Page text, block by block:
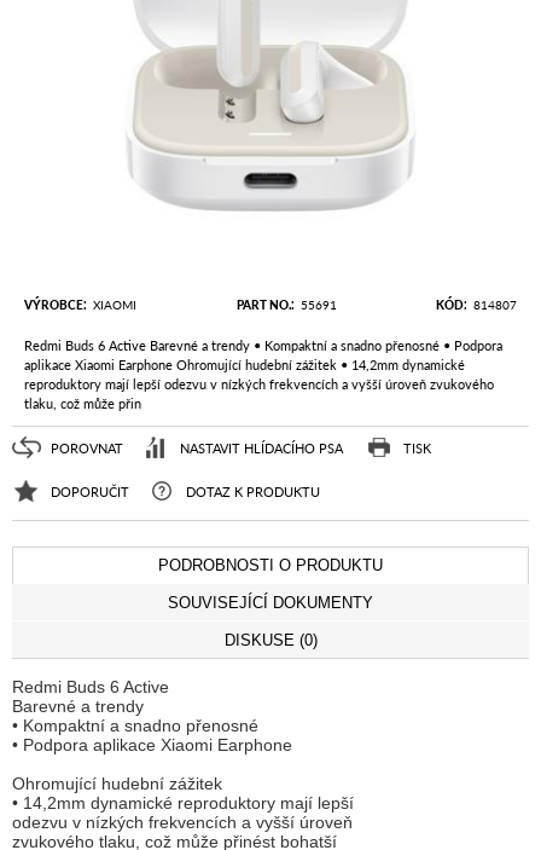
VÝROBCE XIAOMI PART NO. 55691 KÓD 814807
Redmi Buds 6 Active Barevné a trendy • Kompaktní a snadno přenosné • Podpora
aplikace Xiaomi Earphone Ohromující hudební zážitek • 14,2mm dynamické
reproduktory mají lepší odezvu v nízkých frekvencích a vyšší úroveň zvukového
tlaku, což může přin
POROVNAT NASTAVIT HLÍDACÍHO PSA TISK
DOPORUČIT DOTAZ K PRODUKTU
PODROBNOSTI O PRODUKTU
SOUVISEJÍCÍ DOKUMENTY
DISKUSE (0)
Redmi Buds 6 Active
Barevné a trendy
• Kompaktní a snadno přenosné
• Podpora aplikace Xiaomi Earphone
Ohromující hudební zážitek
• 14,2mm dynamické reproduktory mají lepší
odezvu v nízkých frekvencích a vyšší úroveň
zvukového tlaku, což může přinést bohatší